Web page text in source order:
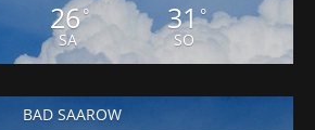
26°
SA
31°
SO
BAD SAAROW